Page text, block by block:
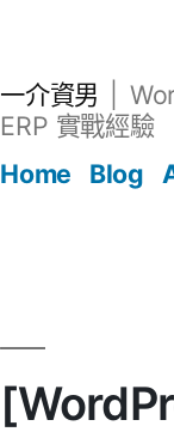
一介資男
ERP 實戰經驗
Home
Blog